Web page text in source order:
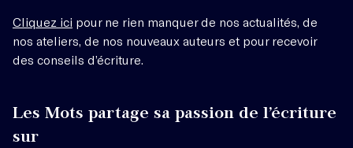
Cliquez ici pour ne rien manquer de nos actualités, de
nos ateliers, de nos nouveaux auteurs et pour recevoir
des conseils d’écriture.
Les Mots partage sa passion de l’écriture
sur